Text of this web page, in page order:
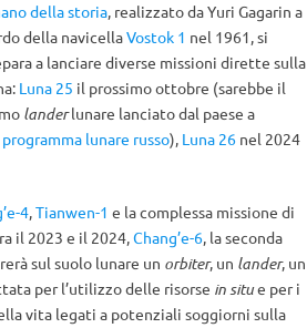
della storia, realizzato da Yuri Gagarin a
della navicellaVostok 1 nel 1961, si
a lanciare diverse missioni dirette sulla
Luna 25 il prossimo ottobre (sarebbe il
landerlunare lanciato dal paese a
programma lunare russo), Luna 26nel 2024
4,Tianwen-1 e la complessa missione di
il 2023 e il 2024,Chang’e-6, la seconda
sul suolo lunare un orbiter, un lander, un
per l’utilizzo delle risorse in situe per i
vita legati a potenziali soggiorni sulla